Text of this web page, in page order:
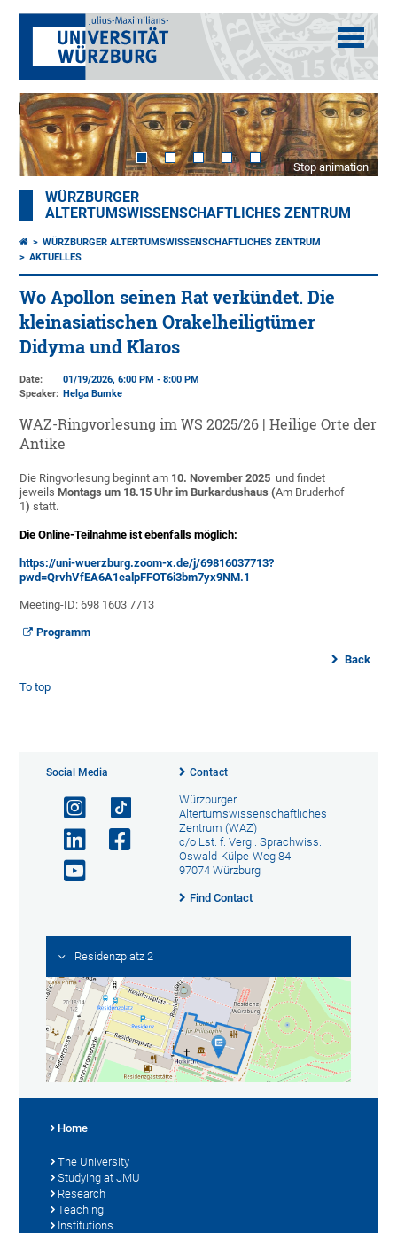
Stop animation
WÜRZBURGER
ALTERTUMSWISSENSCHAFTLICHES ZENTRUM
WÜRZBURGER ALTERTUMSWISSENSCHAFTLICHES ZENTRUM
AKTUELLES
Wo Apollon seinen Rat verkündet. Die
kleinasiatischen Orakelheiligtümer
Didyma und Klaros
Date:
01/19/2026, 6:00 PM - 8:00 PM
Speaker: Helga Bumke
WAZ-Ringvorlesung im WS 2025/26 | Heilige Orte der
Antike
Die Ringvorlesung beginnt am 10. November 2025 und findet
jeweilsMontags um 18.15 Uhr im Burkardushaus (Am Bruderhof
1) statt.
Die Online-Teilnahme ist ebenfalls möglich:
https://uni-wuerzburg.zoom-x.de/j/69816037713?
pwd=QrvhVfEA6A1ealpFFOT6i3bm7yx9NM.1
Meeting-ID: 698 1603 7713
Programm
Back
To top
Social Media Contact
Würzburger
Altertumswissenschaftliches
Zentrum (WAZ)
c/o Lst. f. Vergl. Sprachwiss.
Oswald-Külpe-Weg 84
97074 Würzburg
Find Contact
Residenzplatz 2
Home
The University
Studying at JMU
Research
Teaching
Institutions